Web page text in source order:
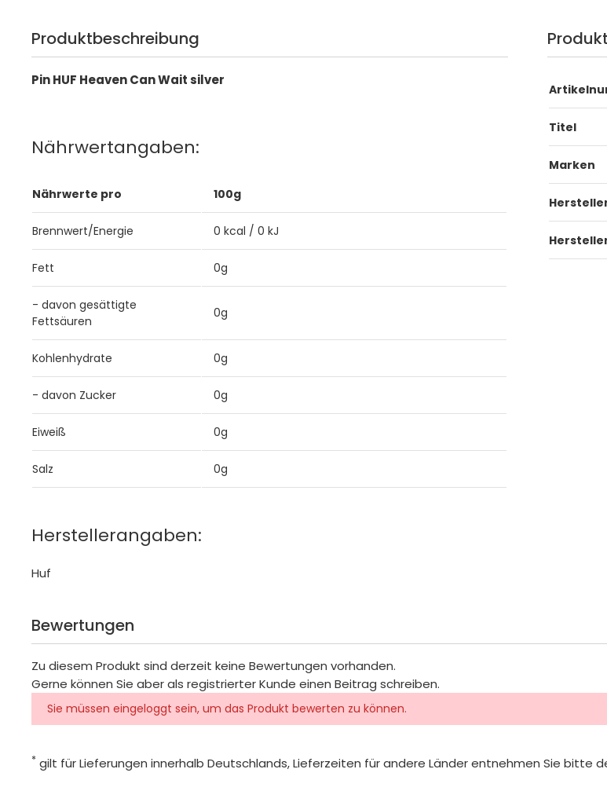
Produktbeschreibung
Pin HUF Heaven Can Wait silver
Nährwertangaben:
Nährwerte pro 100g
Brennwert/Energie 0 kcal / 0 kJ
Fett 0g
- davon gesättigte
Fettsäuren
0g
Kohlenhydrate 0g
- davon Zucker 0g
Eiweiß 0g
Salz 0g
Herstellerangaben:
Huf
Titel
Marken
Bewertungen
Zu diesem Produkt sind derzeit keine Bewertungen vorhanden.
Gerne können Sie aber als registrierter Kunde einen Beitrag schreiben.
Sie müssen eingeloggt sein, um das Produkt bewerten zu können.
* gilt für Lieferungen innerhalb Deutschlands, Lieferzeiten für andere Länder entnehmen Sie bitte